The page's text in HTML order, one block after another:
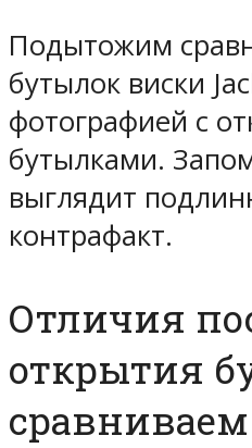
Подытожим
бутылок виски
фотографией с
бутылками.
выглядит
контрафакт.
Отличия
открытия